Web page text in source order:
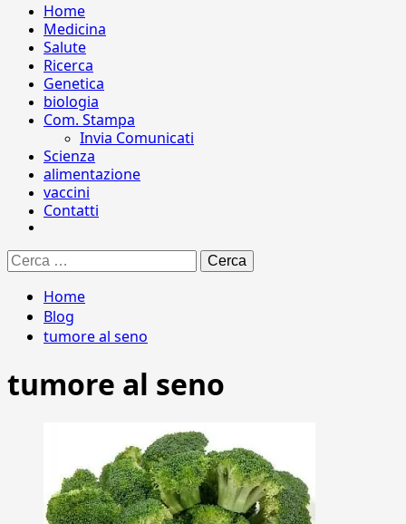
Home
Medicina
Salute
Ricerca
Genetica
biologia
Com. Stampa
Invia Comunicati
Scienza
alimentazione
vaccini
Contatti
Ricerca
per:
Home
Blog
tumore al seno
tumore al seno